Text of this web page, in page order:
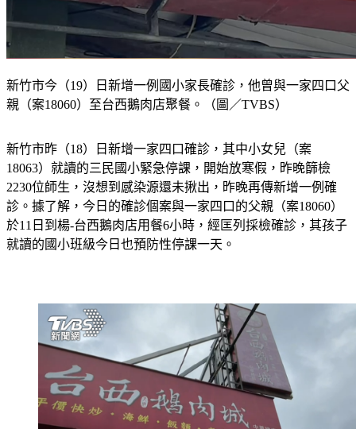
新竹市今（19）日新增一例國小家長確診，他曾與一家四口父
親（案18060）至台西鵝肉店聚餐。（圖／TVBS）
新竹市昨（18）日新增一家四口確診，其中小女兒（案
18063）就讀的三民國小緊急停課，開始放寒假，昨晚篩檢
2230位師生，沒想到感染源還未揪出，昨晚再傳新增一例確
診。據了解，今日的確診個案與一家四口的父親（案18060）
於11日到楊-台西鵝肉店用餐6小時，經匡列採檢確診，其孩子
就讀的國小班級今日也預防性停課一天。